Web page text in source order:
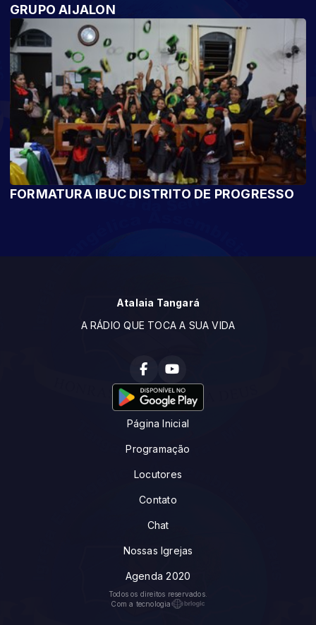
GRUPO AIJALON
FORMATURA IBUC DISTRITO DE PROGRESSO
Atalaia Tangará
A RÁDIO QUE TOCA A SUA VIDA
Página Inicial
Programação
Locutores
Contato
Chat
Nossas Igrejas
Agenda 2020
Todos os direitos reservados.
Com a tecnologia